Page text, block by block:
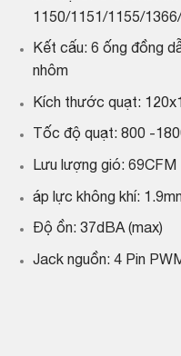
1150/1151/1155/
Kết cấu: 6 ống đồng
nhôm
Kích thước quạt:
Tốc độ quạt: 800 -
Lưu lượng gió: 69CFM
áp lực không khí:
Độ ồn: 37dBA (max)
Jack nguồn: 4 Pin